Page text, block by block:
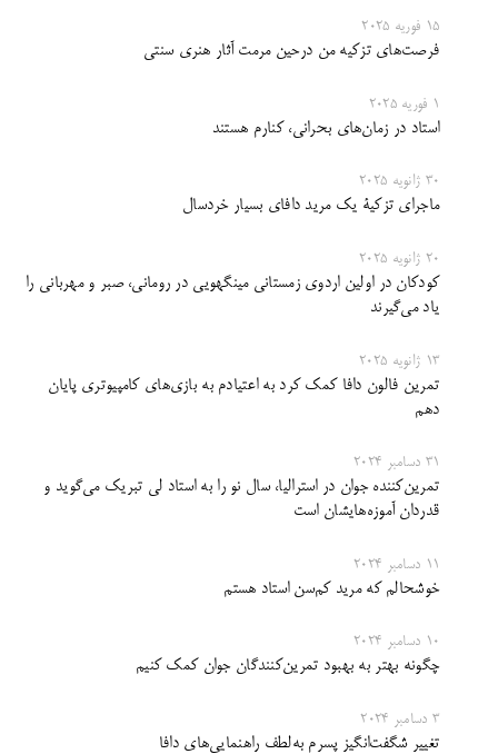
15 فوریه 2025
فرصت‌های تزکیه من درحین مرمت آثار هنری سنتی
1 فوریه 2025
استاد در زمان‌های بحرانی، کنارم هستند
30 ژانویه 2025
ماجرای تزکیۀ یک مرید دافای بسیار خردسال
20 ژانویه 2025
کودکان در اولین اردوی زمستانی مینگهویی در رومانی، صبر و مهربانی را
یاد می‌گیرند
13 ژانویه 2025
تمرین فالون دافا کمک کرد به اعتیادم به بازی‌های کامپیوتری پایان
دهم
31 دسامبر 2024
تمرین‌کننده جوان در استرالیا، سال نو را به استاد لی تبریک می‌گوید و
قدردان آموزه‌هایشان است
11 دسامبر 2024
خوشحالم که مرید کم‌سن استاد هستم
10 دسامبر 2024
چگونه بهتر به بهبود تمرین‌کنندگان جوان کمک کنیم
3 دسامبر 2024
تغییر شگفت‌انگیز پسرم به‌لطف راهنمایی‌های دافا